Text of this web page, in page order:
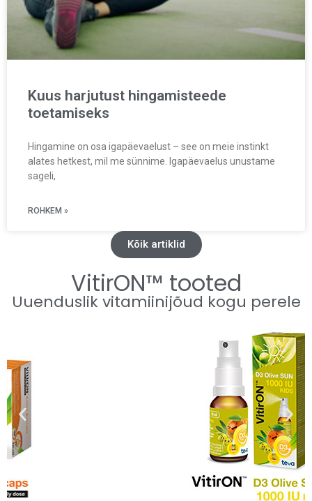
Kuus harjutust hingamisteede
toetamiseks
Hingamine on osa igapäevaelust – see on meie instinkt
alates hetkest, mil me sünnime. Igapäevaelus unustame
sageli,
ROHKEM »
Kõik artiklid
VitirON™ tooted
Uuenduslik vitamiinijõud kogu perele